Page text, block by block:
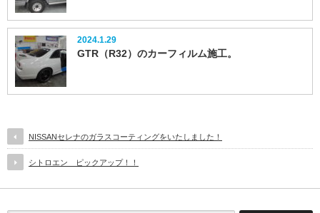
2024.1.29
GTR（R32）のカーフィルム施工。
NISSANセレナのガラスコーティングをいたしました！
シトロエン ピックアップ！！